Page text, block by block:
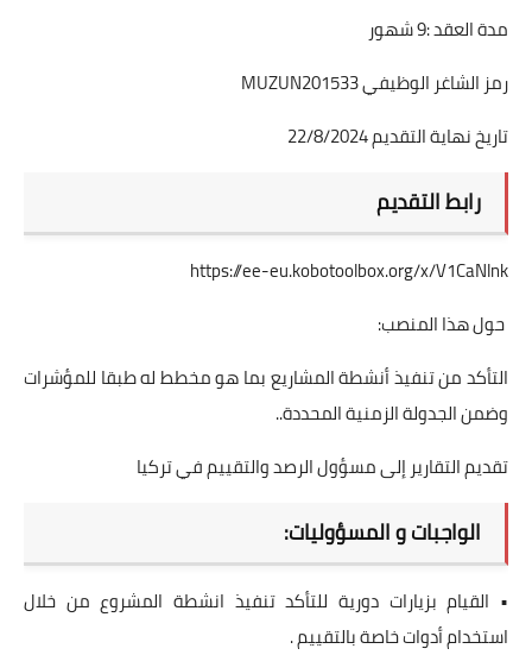
مدة العقد :9 شهور
رمز الشاغر الوظيفي MUZUN201533
تاريخ نهاية التقديم 22/8/2024
رابط التقديم
https://ee-eu.kobotoolbox.org/x/V1CaNlnk
حول هذا المنصب:
التأكد من تنفيذ أنشطة المشاريع بما هو مخطط له طبقا للمؤشرات
وضمن الجدولة الزمنية المحددة..
تقديم التقارير إلى مسؤول الرصد والتقييم في تركيا
الواجبات و المسؤوليات:
• القيام بزيارات دورية للتأكد تنفيذ انشطة المشروع من خلال
استخدام أدوات خاصة بالتقييم .